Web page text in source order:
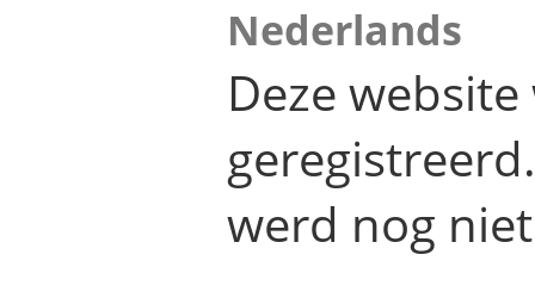
Nederlands
Deze
werd nog